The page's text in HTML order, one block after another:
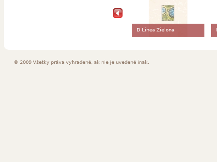
D Linea Zielona
© 2009 Všetky práva vyhradené, ak nie je uvedené inak.